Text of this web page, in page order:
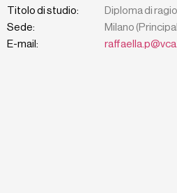
Titolo di studio:
Diploma di
Sede:
Milano
E-mail: